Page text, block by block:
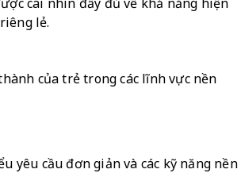
lẻ.
của trẻ trong các lĩnh vực nền
yêu cầu đơn giản và các kỹ năng nền